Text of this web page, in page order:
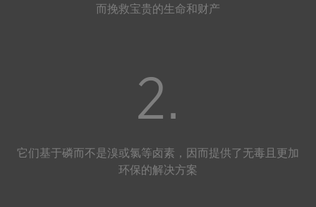
而挽救宝贵的生命和财产
2.
它们基于磷而不是溴或氯等卤素，因而提供了无毒且更加
环保的解决方案